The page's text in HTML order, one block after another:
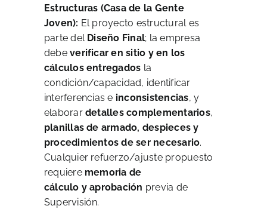
Estructuras (Casa de la Gente
Joven): El proyecto estructural es
parte del Diseño Final; la empresa
debeverificar en sitio y en los
cálculos entregados la
condición/capacidad, identificar
interferencias e inconsistencias, y
elaborar detalles complementarios,
planillas de armado, despieces y
procedimientos de ser necesario.
Cualquier refuerzo/ajuste propuesto
requiere memoria de
cálculo y aprobación previa de
Supervisión.